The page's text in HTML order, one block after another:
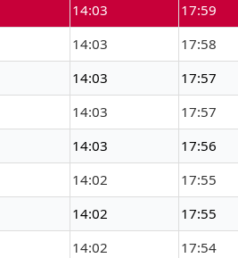
14:03 17:59
14:03 17:58
14:03 17:57
14:03 17:57
14:03 17:56
14:02 17:55
14:02 17:55
14:02 17:54